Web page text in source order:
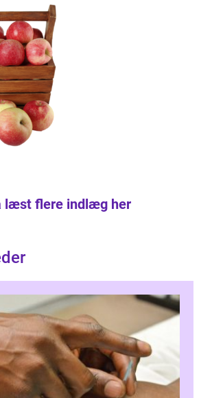
læst flere indlæg her